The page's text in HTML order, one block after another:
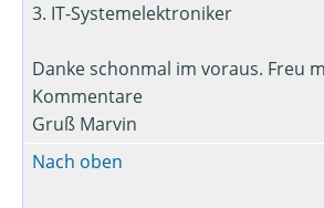
3. IT-Systemelektroniker
Danke schonmal im voraus. Freu
Kommentare
Gruß Marvin
Nach oben